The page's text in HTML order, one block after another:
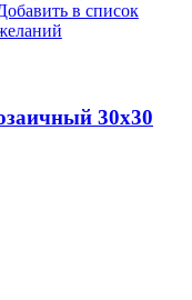
в список
30х30